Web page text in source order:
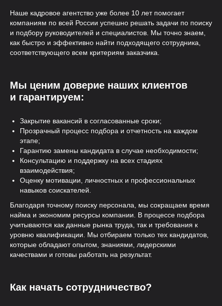
Наше кадровое агентство уже более 10 лет помогает
компаниям по всей России успешно решать задачи по поиску
и подбору руководителей и специалистов. Мы точно знаем,
как быстро и эффективно найти подходящего сотрудника,
соответствующего всем критериям заказчика.
Мы ценим доверие наших клиентов
и гарантируем:
Закрытие вакансий в согласованные сроки;
Прозрачный процесс подбора и отчетность на каждом
этапе;
Гарантию замены кандидата в случае необходимости;
Консультацию и поддержку на всех стадиях
взаимодействия;
Оценку мотивации, личностных и профессиональных
навыков соискателей.
Благодаря точному поиску персонала, мы сокращаем время
найма и экономим ресурсы компании. В процессе подбора
учитываются как данные рынка труда, так и требования к
уровню квалификации. Мы отбираем только тех кандидатов,
которые обладают опытом, знаниями, лидерскими
качествами и готовы работать на результат.
Как начать сотрудничество?